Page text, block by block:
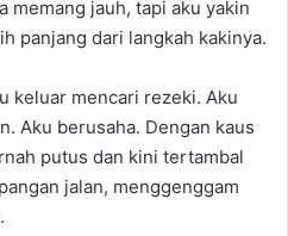
memang jauh, tapi aku yakin
panjang dari langkah kakinya.
keluar mencari rezeki. Aku
Aku berusaha. Dengan kaus
putus dan kini tertambal
jalan, menggenggam